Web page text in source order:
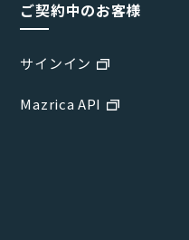
ご契約中のお客様
サインイン
Mazrica API